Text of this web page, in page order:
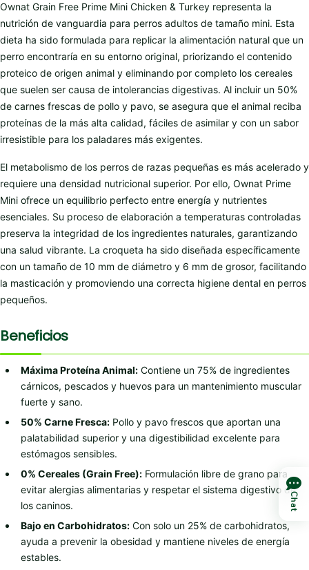
Ownat Grain Free Prime Mini Chicken & Turkey representa la
nutrición de vanguardia para perros adultos de tamaño mini. Esta
dieta ha sido formulada para replicar la alimentación natural que un
perro encontraría en su entorno original, priorizando el contenido
proteico de origen animal y eliminando por completo los cereales
que suelen ser causa de intolerancias digestivas. Al incluir un 50%
de carnes frescas de pollo y pavo, se asegura que el animal reciba
proteínas de la más alta calidad, fáciles de asimilar y con un sabor
irresistible para los paladares más exigentes.
El metabolismo de los perros de razas pequeñas es más acelerado y
requiere una densidad nutricional superior. Por ello, Ownat Prime
Mini ofrece un equilibrio perfecto entre energía y nutrientes
esenciales. Su proceso de elaboración a temperaturas controladas
preserva la integridad de los ingredientes naturales, garantizando
una salud vibrante. La croqueta ha sido diseñada específicamente
con un tamaño de 10 mm de diámetro y 6 mm de grosor, facilitando
la masticación y promoviendo una correcta higiene dental en perros
pequeños.
Beneficios
Máxima Proteína Animal: Contiene un 75% de ingredientes
cárnicos, pescados y huevos para un mantenimiento muscular
fuerte y sano.
50% Carne Fresca: Pollo y pavo frescos que aportan una
palatabilidad superior y una digestibilidad excelente para
estómagos sensibles.
0% Cereales (Grain Free): Formulación libre de grano para
evitar alergias alimentarias y respetar el sistema digestivo de
los caninos.
Bajo en Carbohidratos: Con solo un 25% de carbohidratos,
ayuda a prevenir la obesidad y mantiene niveles de energía
estables.
Chat